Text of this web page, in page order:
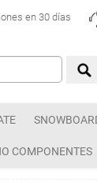
en 30 días
COMPONENTES